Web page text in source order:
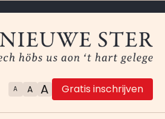
A A A Gratis inschrijven